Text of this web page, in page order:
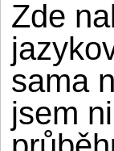
Zde
sama
jsem